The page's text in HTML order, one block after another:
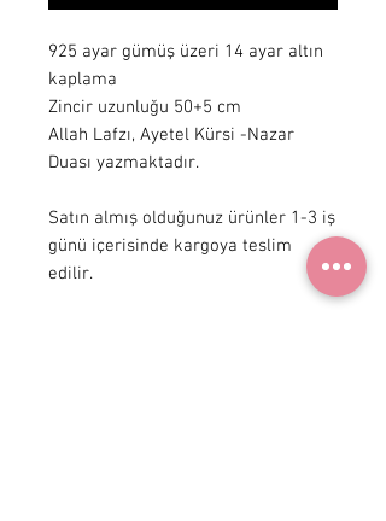
925 ayar gümüş üzeri 14 ayar altın
kaplama
Zincir uzunluğu 50+5 cm
Allah Lafzı, Ayetel Kürsi -Nazar
Duası yazmaktadır.
Satın almış olduğunuz ürünler 1-3 iş
günü içerisinde kargoya teslim
edilir.